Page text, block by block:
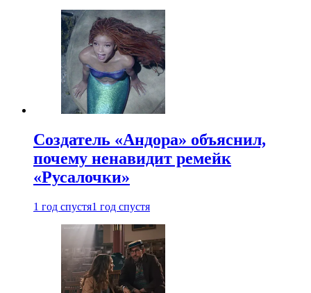
Создатель «Андора» объяснил,
почему ненавидит ремейк
«Русалочки»
1 год спустя1 год спустя